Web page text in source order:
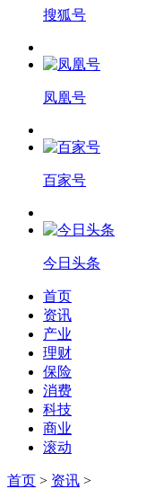
搜狐号
凤凰号
百家号
今日头条
首页
资讯
产业
理财
保险
消费
科技
商业
滚动
首页 > 资讯 >